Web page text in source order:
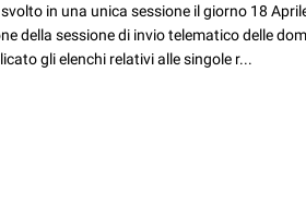
in una unica sessione il giorno 18
della sessione di invio telematico delle
gli elenchi relativi alle singole r...